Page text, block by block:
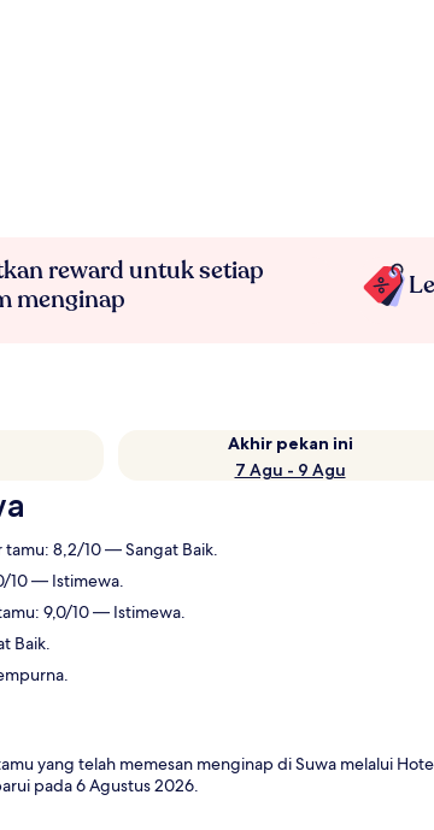
reward untuk setiap
menginap
Akhir pekan ini
7 Agu - 9 Agu
8,2/10 — Sangat Baik.
10 — Istimewa.
9,0/10 — Istimewa.
Baik.
yang telah memesan menginap di Suwa melalui
pada6 Agustus 2026.